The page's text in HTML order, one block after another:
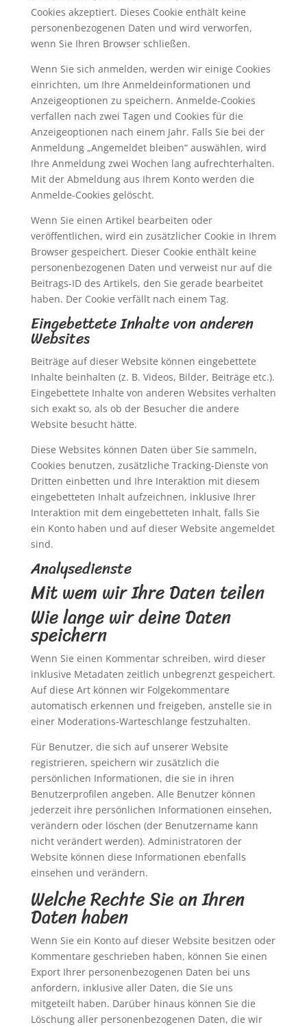
Cookies akzeptiert. Dieses Cookie enthält keine
personenbezogenen Daten und wird verworfen,
wenn Sie Ihren Browser schließen.
Wenn Sie sich anmelden, werden wir einige Cookies
einrichten, um Ihre Anmeldeinformationen und
Anzeigeoptionen zu speichern. Anmelde-Cookies
verfallen nach zwei Tagen und Cookies für die
Anzeigeoptionen nach einem Jahr. Falls Sie bei der
Anmeldung „Angemeldet bleiben“ auswählen, wird
Ihre Anmeldung zwei Wochen lang aufrechterhalten.
Mit der Abmeldung aus Ihrem Konto werden die
Anmelde-Cookies gelöscht.
Wenn Sie einen Artikel bearbeiten oder
veröffentlichen, wird ein zusätzlicher Cookie in Ihrem
Browser gespeichert. Dieser Cookie enthält keine
personenbezogenen Daten und verweist nur auf die
Beitrags-ID des Artikels, den Sie gerade bearbeitet
haben. Der Cookie verfällt nach einem Tag.
Eingebettete Inhalte von anderen
Websites
Beiträge auf dieser Website können eingebettete
Inhalte beinhalten (z. B. Videos, Bilder, Beiträge etc.).
Eingebettete Inhalte von anderen Websites verhalten
sich exakt so, als ob der Besucher die andere
Website besucht hätte.
Diese Websites können Daten über Sie sammeln,
Cookies benutzen, zusätzliche Tracking-Dienste von
Dritten einbetten und Ihre Interaktion mit diesem
eingebetteten Inhalt aufzeichnen, inklusive Ihrer
Interaktion mit dem eingebetteten Inhalt, falls Sie
ein Konto haben und auf dieser Website angemeldet
sind.
Analysedienste
Mit wem wir Ihre Daten teilen
Wie lange wir deine Daten
speichern
Wenn Sie einen Kommentar schreiben, wird dieser
inklusive Metadaten zeitlich unbegrenzt gespeichert.
Auf diese Art können wir Folgekommentare
automatisch erkennen und freigeben, anstelle sie in
einer Moderations-Warteschlange festzuhalten.
Für Benutzer, die sich auf unserer Website
registrieren, speichern wir zusätzlich die
persönlichen Informationen, die sie in ihren
Benutzerprofilen angeben. Alle Benutzer können
jederzeit ihre persönlichen Informationen einsehen,
verändern oder löschen (der Benutzername kann
nicht verändert werden). Administratoren der
Website können diese Informationen ebenfalls
einsehen und verändern.
Welche Rechte Sie an Ihren
Daten haben
Wenn Sie ein Konto auf dieser Website besitzen oder
Kommentare geschrieben haben, können Sie einen
Export Ihrer personenbezogenen Daten bei uns
anfordern, inklusive aller Daten, die Sie uns
mitgeteilt haben. Darüber hinaus können Sie die
Löschung aller personenbezogenen Daten, die wir